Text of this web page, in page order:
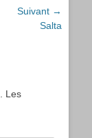
Suivant →
Salta
Les